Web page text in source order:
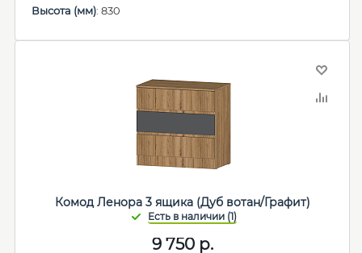
Высота (мм): 830
Комод Ленора 3 ящика (Дуб вотан/Графит)
9 750 р.